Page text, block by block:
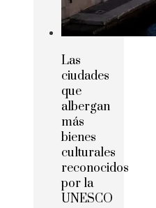
Las
ciudades
que
albergan
más
bienes
culturales
reconocidos
por la
UNESCO